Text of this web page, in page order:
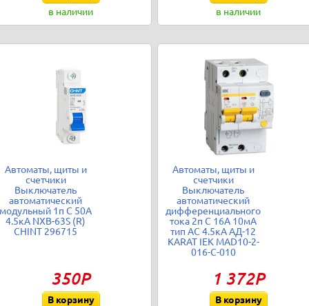
в наличии
в наличии
Автоматы, щиты и
счетчики
Выключатель
автоматический
модульный 1п C 50А
4.5кА NXB-63S (R)
CHINT 296715
350Р
В корзину
Автоматы, щиты и
счетчики
Выключатель
автоматический
дифференциального
тока 2п C 16А 10мА
тип AC 4.5кА АД-12
KARAT IEK MAD10-2-
016-C-010
1 372Р
В корзину